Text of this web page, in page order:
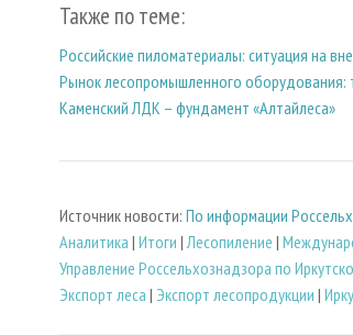
Также по теме:
Российские пиломатериалы: ситуация на
Рынок лесопромышленного
Каменский ЛДК – фундамент «Алтайлеса»
Источник новости: По информации
Аналитика | Итоги |Лесопиление |
Управление Россельхознадзора по
Экспорт леса | Экспорт лесопродукции |